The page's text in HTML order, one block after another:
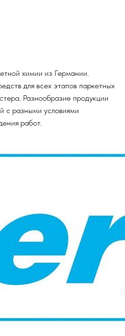
химии из Германии.
для всех этапов паркетных
Разнообразие продукции
с разными условиями
работ.